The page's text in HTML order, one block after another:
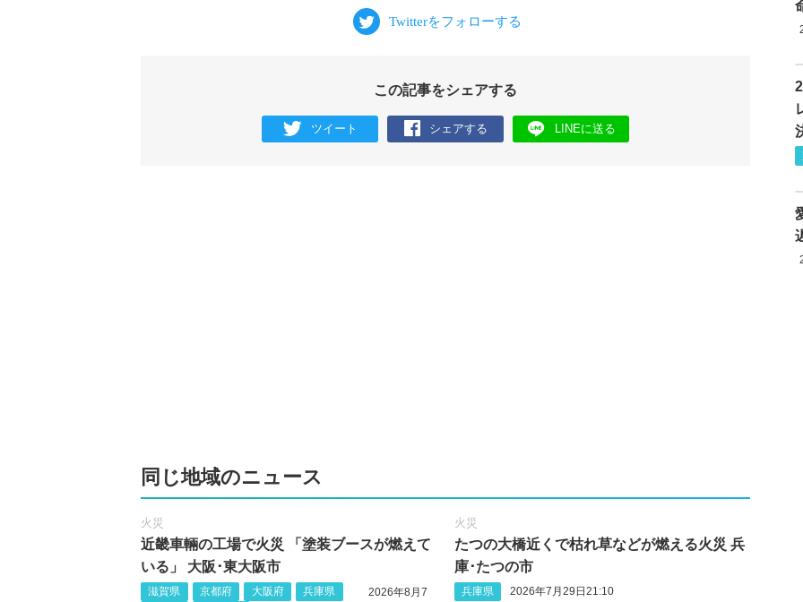
この記事をシェアする
ツイート シェアする LINEに送る
同じ地域のニュース
火災
近畿車輛の工場で火災 「塗装ブースが燃えて
いる」 大阪･東大阪市
滋賀県 京都府 大阪府
兵庫県
2026年8月7
火災
たつの大橋近くで枯れ草などが燃える火災 兵
庫･たつの市
兵庫県 2026年7月29日21:10